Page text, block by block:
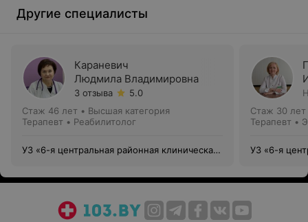
Другие специалисты
Караневич
Людмила Владимировна
3 отзыва
5.0
Стаж 46 лет • Высшая категория
Терапевт • Реабилитолог
УЗ «6-я центральная районная клиническая
Стаж 30 лет
Терапевт •
УЗ «6-я